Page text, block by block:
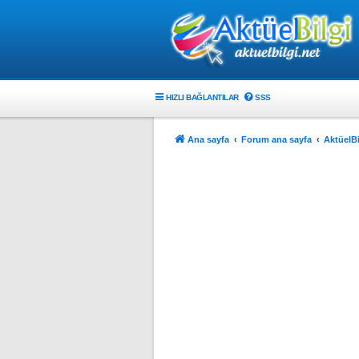
HIZLI BAĞLANTILAR SSS
Ana sayfa Forum ana sayfa